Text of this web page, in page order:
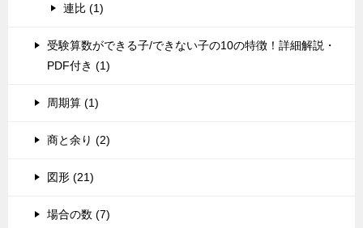
連比 (1)
受験算数ができる子/できない子の10の特徴！詳細解説・
PDF付き (1)
周期算 (1)
商と余り (2)
図形 (21)
場合の数 (7)